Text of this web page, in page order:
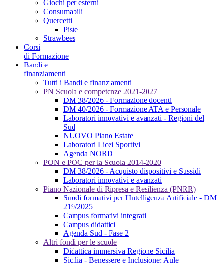
Giochi per esterni
Consumabili
Quercetti
Piste
Strawbees
Corsi
di Formazione
Bandi e
finanziamenti
Tutti i Bandi e finanziamenti
PN Scuola e competenze 2021-2027
DM 38/2026 - Formazione docenti
DM 40/2026 - Formazione ATA e Personale
Laboratori innovativi e avanzati - Regioni del
Sud
NUOVO Piano Estate
Laboratori Licei Sportivi
Agenda NORD
PON e POC per la Scuola 2014-2020
DM 38/2026 - Acquisto dispositivi e Sussidi
Laboratori innovativi e avanzati
Piano Nazionale di Ripresa e Resilienza (PNRR)
Snodi formativi per l'Intelligenza Artificiale - DM
219/2025
Campus formativi integrati
Campus didattici
Agenda Sud - Fase 2
Altri fondi per le scuole
Didattica immersiva Regione Sicilia
Sicilia - Benessere e Inclusione: Aule